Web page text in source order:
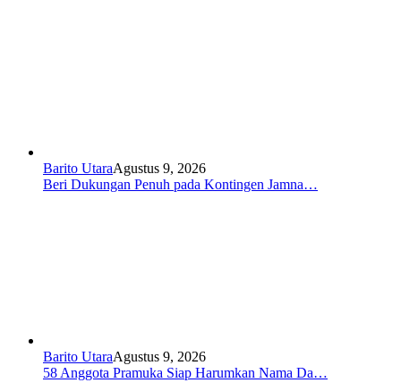
Barito UtaraAgustus 9, 2026
Beri Dukungan Penuh pada Kontingen Jamna…
Barito UtaraAgustus 9, 2026
58 Anggota Pramuka Siap Harumkan Nama Da…